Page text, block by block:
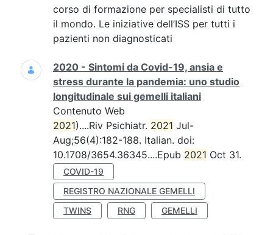
corso di formazione per specialisti di tutto
il mondo. Le iniziative dell’ISS per tutti i
pazienti non diagnosticati
2020 - Sintomi da Covid-19, ansia e
stress durante la pandemia: uno studio
longitudinale sui gemelli italiani
Contenuto Web
2021)....Riv Psichiatr. 2021 Jul-
Aug;56(4):182-188. Italian. doi:
10.1708/3654.36345....Epub 2021 Oct 31.
COVID-19
REGISTRO NAZIONALE GEMELLI
TWINS
RNG GEMELLI